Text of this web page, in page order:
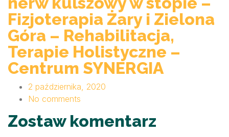
Fizjoterapia Żary i Zielona
Góra – Rehabilitacja,
Terapie Holistyczne –
Centrum SYNERGIA
2 października, 2020
No comments
Zostaw komentarz